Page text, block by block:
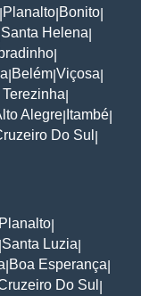
Planalto Bonito
Santa Helena
Belém Viçosa
Alegre Itambé
Do Sul
Planalto
Santa Luzia
Boa Esperança
Do Sul